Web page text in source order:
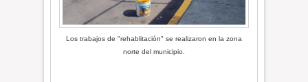
Los trabajos de "rehablitación" se realizaron en la zona
norte del municipio.